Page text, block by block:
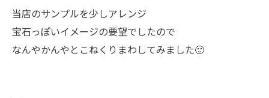
当店のサンプルを少しアレンジ
宝石っぽいイメージの要望でしたので
なんやかんやとこねくりまわしてみました🙂